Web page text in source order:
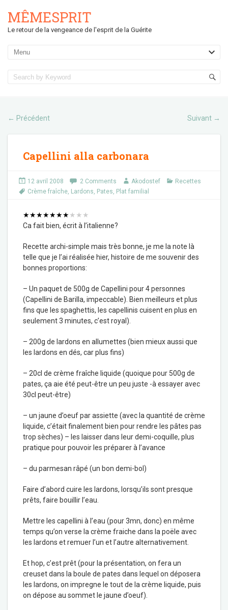
MÊMESPRIT
Le retour de la vengeance de l'esprit de la Guérite
← Précédent Suivant →
Capellini alla carbonara
12 avril 2008 2 Comments Akodostef
Recettes
Crème fraîche, Lardons, Pates, Plat familial
★★★★★★★★ ★ ★
Ca fait bien, écrit à l’italienne?
Recette archi-simple mais très bonne, je me la note là
telle que je l’ai réalisée hier, histoire de me souvenir des
bonnes proportions:
– Un paquet de 500g de Capellini pour 4 personnes
(Capellini de Barilla, impeccable). Bien meilleurs et plus
fins que les spaghettis, les capellinis cuisent en plus en
seulement 3 minutes, c’est royal).
– 200g de lardons en allumettes (bien mieux aussi que
les lardons en dés, car plus fins)
– 20cl de crème fraîche liquide (quoique pour 500g de
pates, ça aie été peut-être un peu juste -à essayer avec
30cl peut-être)
– un jaune d’oeuf par assiette (avec la quantité de crème
liquide, c’était finalement bien pour rendre les pâtes pas
trop sèches) – les laisser dans leur demi-coquille, plus
pratique pour pouvoir les préparer à l’avance
– du parmesan râpé (un bon demi-bol)
Faire d’abord cuire les lardons, lorsqu’ils sont presque
prêts, faire bouillir l’eau.
Mettre les capellini à l’eau (pour 3mn, donc) en même
temps qu’on verse la crème fraiche dans la poële avec
les lardons et remuer l’un et l’autre alternativement.
Et hop, c’est prêt (pour la présentation, on fera un
creuset dans la boule de pates dans lequel on déposera
les lardons, on impregne le tout de la crème liquide, puis
on dépose au sommet le jaune d’oeuf).